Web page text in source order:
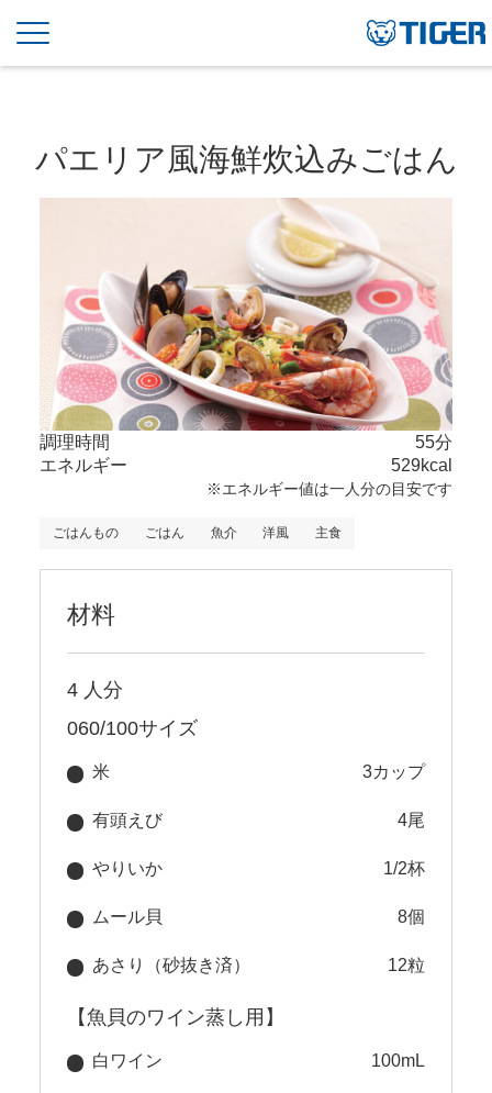
パエリア風海鮮炊込みごはん
調理時間
55分
エネルギー
529kcal
※エネルギー値は一人分の目安です
ごはんもの ごはん 魚介 洋風 主食
材料
4 人分
060/100サイズ
米 3カップ
有頭えび 4尾
やりいか 1/2杯
ムール貝 8個
あさり（砂抜き済） 12粒
【魚貝のワイン蒸し用】
白ワイン 100mL